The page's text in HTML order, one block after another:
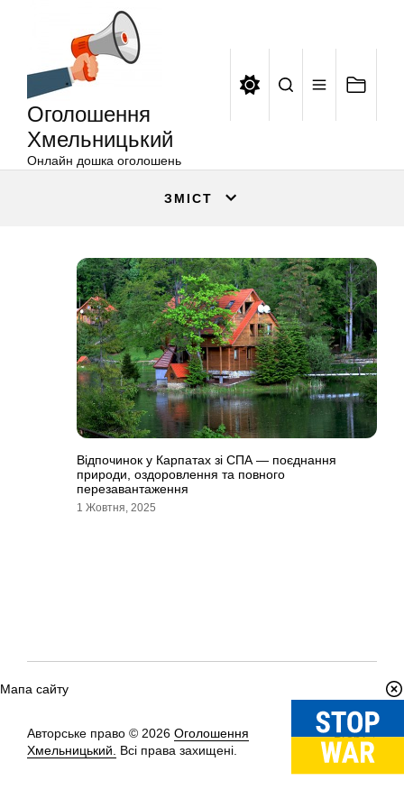
Оголошення
Хмельницький
Онлайн дошка оголошень
ЗМІСТ
Відпочинок у Карпатах зі СПА — поєднання
природи, оздоровлення та повного
перезавантаження
1 Жовтня, 2025
Мапа сайту
Авторське право © 2026 Оголошення
Хмельницький.
Всі права захищені.
Вгору